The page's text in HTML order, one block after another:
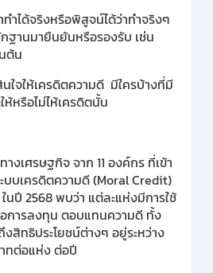
าทำได้จริงหรือพิสูจน์ได้ว่าทำจริงๆ
ฐานมายืนยันหรือรองรับ เช่น
ต้น
ใจให้เครดิตความดี มีใครบ้างที่มี
ห้หรือไม่ไห้เครดิตนั้น
งเศรษฐกิจ จาก 11 องค์กร ที่เข้า
บเครดิตความดี (Moral Credit)
ปี 2568 พบว่า แต่ละแห่งมีการใช้
การลงทุน ตอบแทนความดี ทั้ง
สิทธิประโยชน์ต่างๆ อยู่ระหว่าง
ทต่อแห่ง ต่อปี